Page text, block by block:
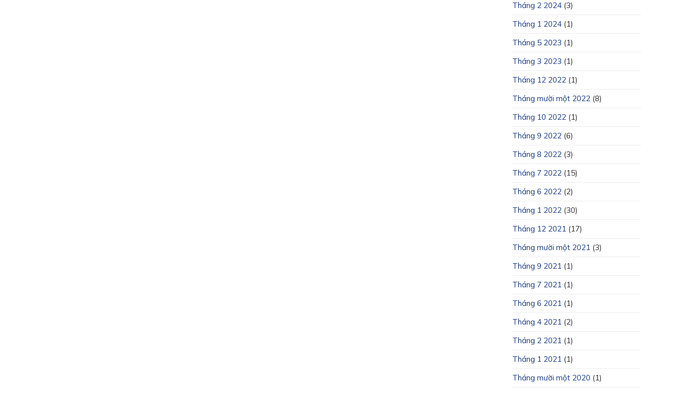
Tháng 2 2024 (3)
Tháng 1 2024 (1)
Tháng 5 2023 (1)
Tháng 3 2023 (1)
Tháng 12 2022 (1)
Tháng mười một 2022 (8)
Tháng 10 2022 (1)
Tháng 9 2022 (6)
Tháng 8 2022 (3)
Tháng 7 2022 (15)
Tháng 6 2022 (2)
Tháng 1 2022 (30)
Tháng 12 2021 (17)
Tháng mười một 2021 (3)
Tháng 9 2021 (1)
Tháng 7 2021 (1)
Tháng 6 2021 (1)
Tháng 4 2021 (2)
Tháng 2 2021 (1)
Tháng 1 2021 (1)
Tháng mười một 2020 (1)